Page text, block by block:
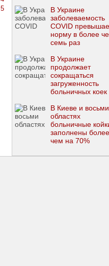
5
В Украине
заболеваемость
COVID
норму в более
семь раз
В Украине
продолжает
сокращаться
загруженность
больничных коек
В Киеве и восьми
областях
больничные
заполнены более
чем на 70%